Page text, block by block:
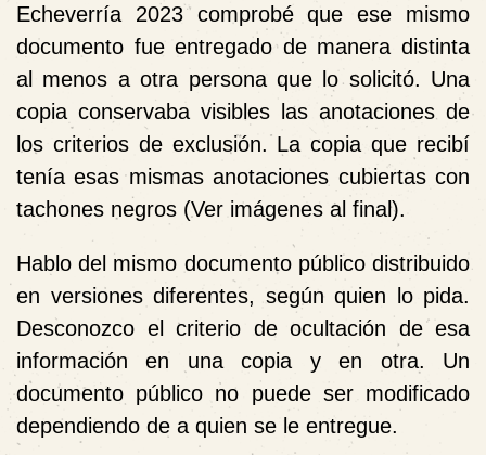
Echeverría 2023 comprobé que ese mismo
documento fue entregado de manera distinta
al menos a otra persona que lo solicitó. Una
copia conservaba visibles las anotaciones de
los criterios de exclusión. La copia que recibí
tenía esas mismas anotaciones cubiertas con
tachones negros (Ver imágenes al final).
Hablo del mismo documento público distribuido
en versiones diferentes, según quien lo pida.
Desconozco el criterio de ocultación de esa
información en una copia y en otra. Un
documento público no puede ser modificado
dependiendo de a quien se le entregue.